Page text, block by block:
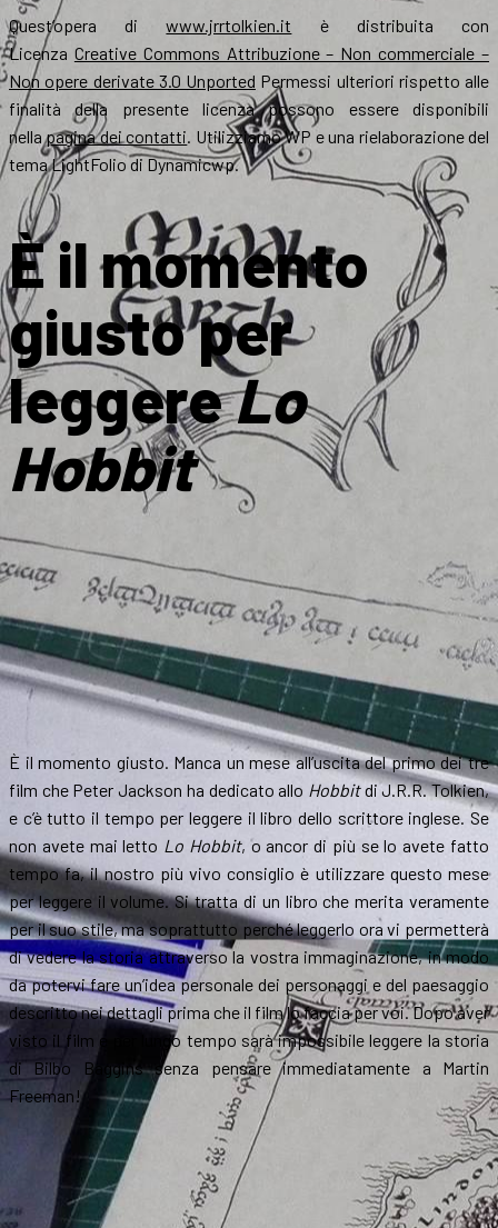
Quest’opera diwww.jrrtolkien.it è distribuita con
Licenza Creative Commons Attribuzione – Non commerciale –
Non opere derivate 3.0 Unported Permessi ulteriori rispetto alle
finalità della presente licenza possono essere disponibili
nellapagina dei contatti. Utilizziamo WP e una rielaborazione del
tema LightFolio di Dynamicwp.
È il momento
giusto per
leggereLo
Hobbit
È il momento giusto. Manca un mese all’uscita del primo dei tre
film che Peter Jackson ha dedicato allo Hobbitdi J.R.R. Tolkien,
e c’è tutto il tempo per leggere il libro dello scrittore inglese. Se
non avete mai letto Lo Hobbit, o ancor di più se lo avete fatto
tempo fa, il nostro più vivo consiglio è utilizzare questo mese
per leggere il volume. Si tratta di un libro che merita veramente
per il suo stile, ma soprattutto perché leggerlo ora vi permetterà
di vedere la storia attraverso la vostra immaginazione, in modo
da potervi fare un’idea personale dei personaggi e del paesaggio
descritto nei dettagli prima che il film lo faccia per voi. Dopo aver
visto il film e per lungo tempo sarà impossibile leggere la storia
di Bilbo Baggins senza pensare immediatamente a Martin
Freeman!